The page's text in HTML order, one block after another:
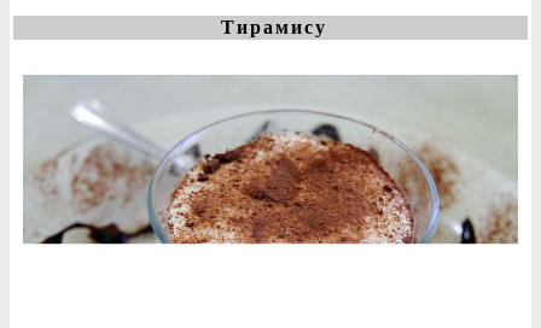
Тирамису